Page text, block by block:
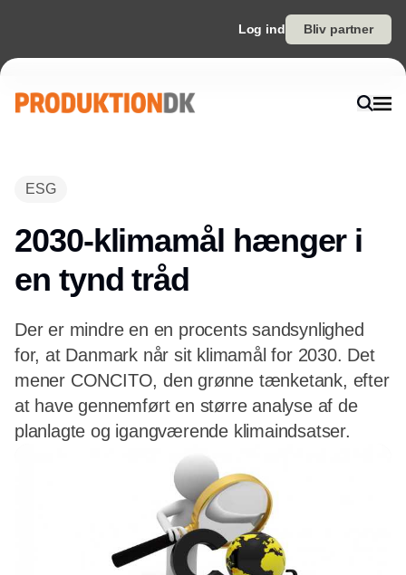
Log ind Bliv partner
ESG
2030-klimamål hænger i
en tynd tråd
Der er mindre en en procents sandsynlighed
for, at Danmark når sit klimamål for 2030. Det
mener CONCITO, den grønne tænketank, efter
at have gennemført en større analyse af de
planlagte og igangværende klimaindsatser.